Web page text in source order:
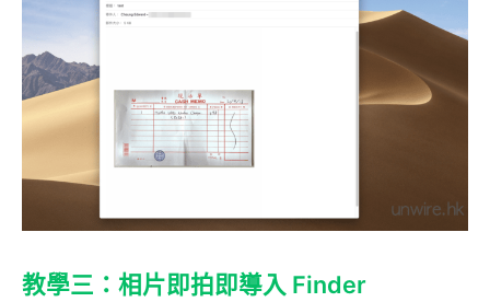
教學三：相片即拍即導入 Finder